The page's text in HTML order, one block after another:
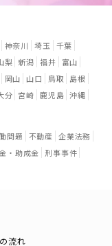
神奈川 埼玉
千葉
梨 新潟 福井
富山
岡山 山口 鳥取
島根
分 宮崎 鹿児島 沖縄
問題 不動産 企業法務
・助成金 刑事事件
流れ